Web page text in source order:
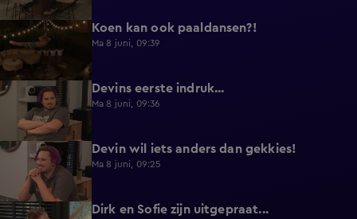
0:38 Koen kan ook paaldansen?!
Ma 8 juni, 09:39
0:30 Devins eerste indruk...
Ma 8 juni, 09:36
0:25 Devin wil iets anders dan gekkies!
Ma 8 juni, 09:25
0:26 Dirk en Sofie zijn uitgepraat...